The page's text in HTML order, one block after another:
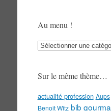
Au menu !
Au
Sur le même thème…
actualité profession Aups
Benoit Witz bib